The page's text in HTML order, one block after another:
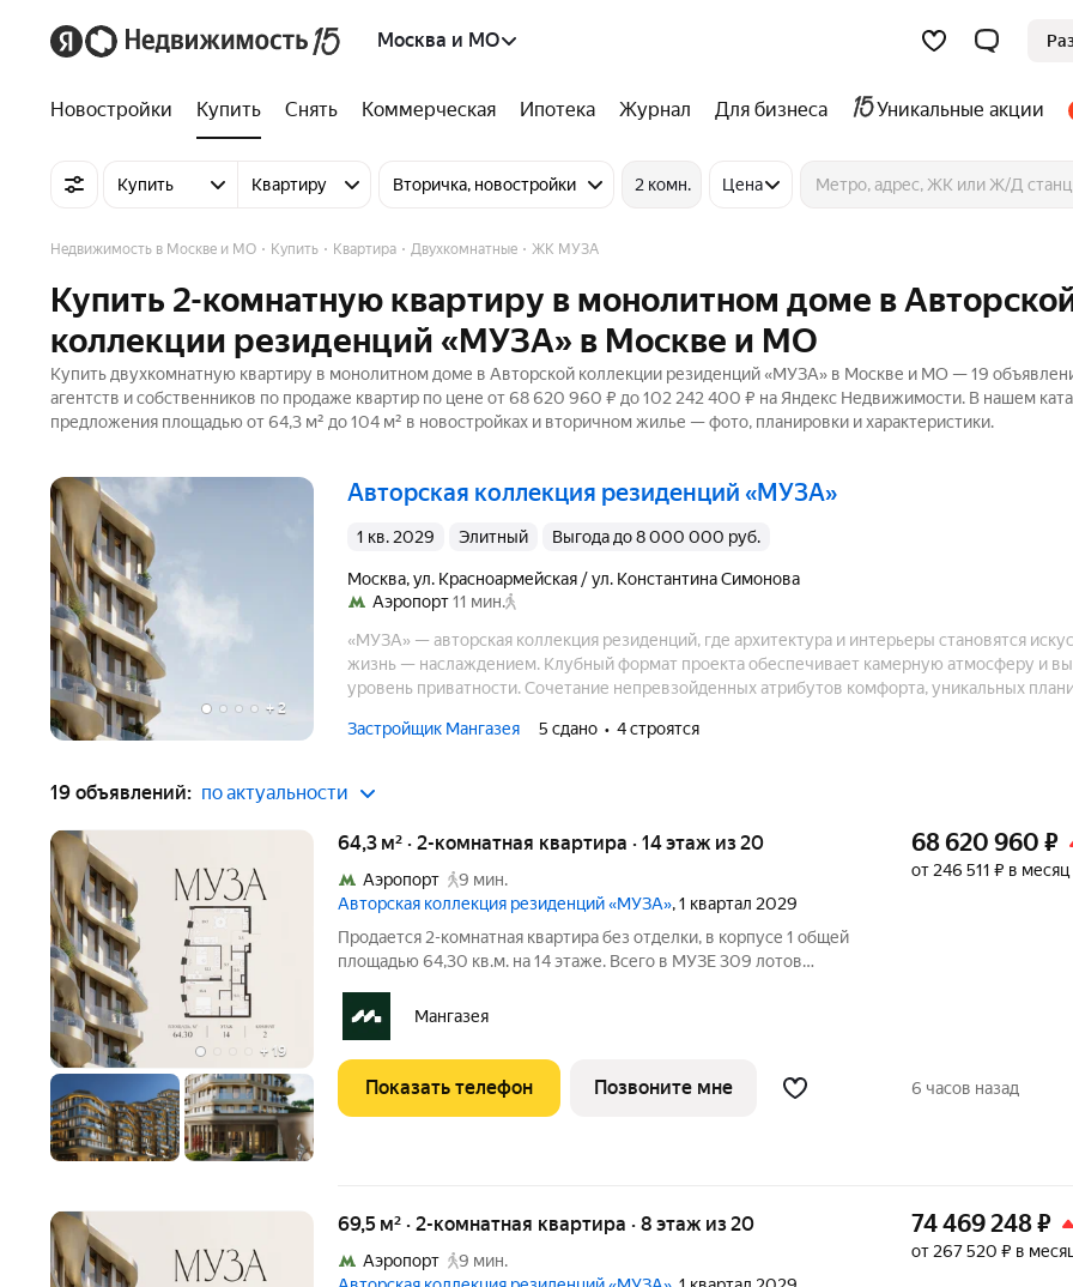
Москва и МО
Новостройки Купить Снять Коммерческая Ипотека Журнал Для бизнеса Уникальные акции
Купить Квартиру Вторичка, новостройки 2 комн. Цена
Недвижимость в Москве и МО Купить Квартира Двухкомнатные ЖК МУЗА
Купить 2-комнатную квартиру в монолитном доме в
коллекции резиденций «МУЗА» в Москве и МО
Купить двухкомнатную квартиру в монолитном доме в Авторской коллекции резиденций «МУЗА» в Москве и МО — 19
агентств и собственников по продаже квартир по цене от 68 620 960 ₽ до 102 242 400 ₽ на Яндекс Недвижимости. В нашем
предложения площадью от 64,3 м² до 104 м² в новостройках и вторичном жилье — фото, планировки и характеристики.
Авторская коллекция резиденций «МУЗА»
1 кв. 2029 элитный Выгода до 8 000 000 руб.
Аэропорт11 мин.
Москва,ул. Красноармейская / ул. Константина Симонова
«МУЗА» — авторская коллекция резиденций, где архитектура и интерьеры становятся
жизнь — наслаждением. Клубный формат проекта обеспечивает камерную атмосферу и
уровень приватности. Сочетание непревзойденных атрибутов комфорта, уникальных
сервисным сопровождением.
Застройщик Мангазея 5 сдано 4 строятся
+ 2
19 объявлений: по актуальности
+ 19
64,3 м² · 2-комнатная квартира · 14 этаж из 20
Аэропорт
9 мин.
Авторская коллекция резиденций «МУЗА», 1 квартал 2029
Продается 2-комнатная квартира без отделки, в корпусе 1 общей
площадью 64,30 кв.м. на 14 этаже. Всего в МУЗЕ 309 лотов
Высота потолков от 3,5 до 4,65 м. Эксклюзивные форматы:
Мангазея
68 620 960 ₽
от 246 511 ₽ в месяц
Показать телефон Позвоните мне 6 часов назад
69,5 м² · 2-комнатная квартира · 8 этаж из 20
Аэропорт
9 мин.
74 469 248₽
от 267 520 ₽ в